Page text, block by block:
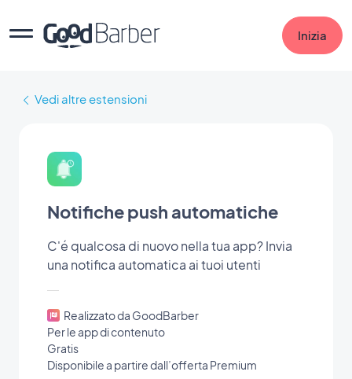
Inizia
Vedi altre estensioni
Notifiche push automatiche
C'é qualcosa di nuovo nella tua app? Invia
una notifica automatica ai tuoi utenti
Realizzato da GoodBarber
Per le app di contenuto
Gratis
Disponibile a partire dall’offerta Premium